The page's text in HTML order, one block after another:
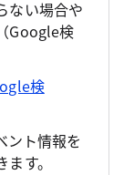
ない場合や
Google検
検
ント情報を
す。